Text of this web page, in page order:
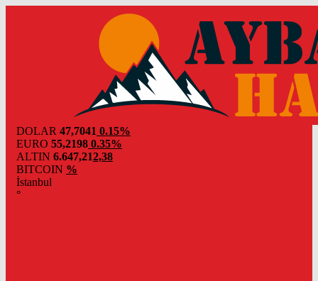
DOLAR 47,7041 0.15%
EURO 55,2198 0.35%
ALTIN 6.647,212,38
BITCOIN %
İstanbul
°